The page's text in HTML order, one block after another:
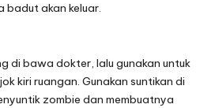
badut akan keluar.
di bawa dokter, lalu gunakan untuk
kiri ruangan. Gunakan suntikan di
zombie dan membuatnya